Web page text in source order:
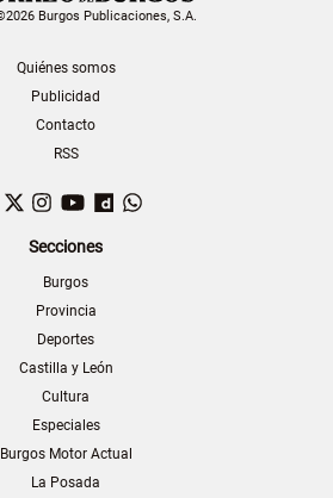
Burgos Publicaciones, S.A.
Quiénes somos
Publicidad
Contacto
RSS
Facebook
TwitterInstagram
YouTubeDailymotion
Secciones
Burgos
Provincia
Deportes
Castilla y León
Cultura
Especiales
Burgos Motor Actual
La Posada